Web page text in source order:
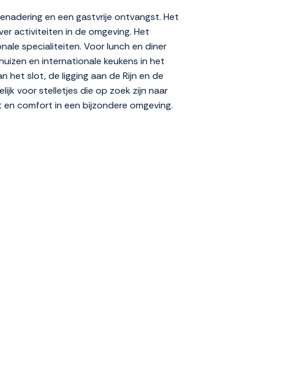
en een gastvrije ontvangst. Het
activiteiten in de omgeving. Het
specialiteiten. Voor lunch en diner
en internationale keukens in het
het slot, de ligging aan de Rijn en de
voor stelletjes die op zoek zijn naar
comfort in een bijzondere omgeving.